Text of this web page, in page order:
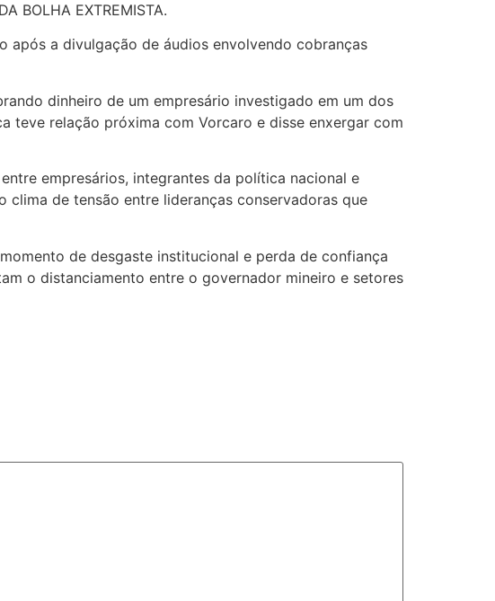
BOLHA EXTREMISTA.
após a divulgação de áudios envolvendo cobranças
dinheiro de um empresário investigado em um dos
teve relação próxima com Vorcaro e disse enxergar com
empresários, integrantes da política nacional e
de tensão entre lideranças conservadoras que
de desgaste institucional e perda de confiança
o distanciamento entre o governador mineiro e setores